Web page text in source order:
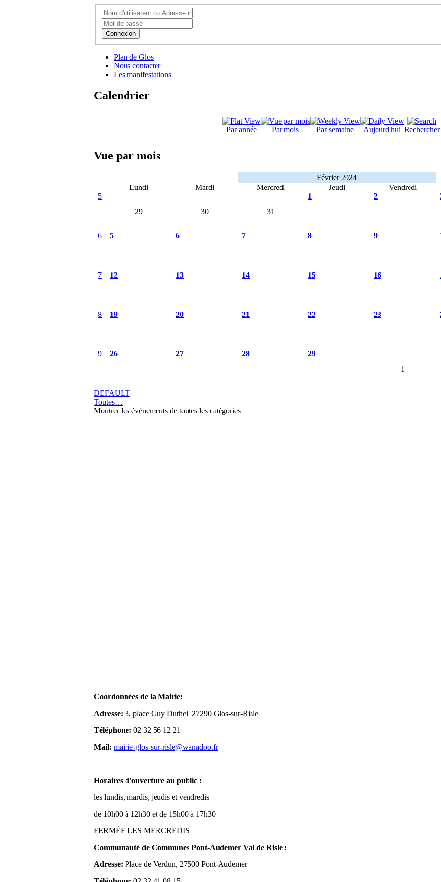
Connexion
Plan de Glos
Nous contacter
Les manifestations
Calendrier
Par année Par mois Par semaine Aujourd'hui Rechercher
Vue par mois
Février 2024
Lundi
Mardi Mercredi Jeudi Vendredi
5
29
30 31
1 2
6 5 6 7 8 9
7 12 13 14 15 16
8 19 20 21 22 23
9 26 27 28
29
1
DEFAULT
Toutes…
Montrer les événements de toutes les catégories
Coordonnées de la Mairie:
Adresse: 3, place Guy Dutheil 27290 Glos-sur-Risle
Téléphone: 02 32 56 12 21
Mail: mairie-glos-sur-risle@wanadoo.fr
Horaires d'ouverture au public :
les lundis, mardis, jeudis et vendredis
de 10h00 à 12h30 et de 15h00 à 17h30
FERMÉE LES MERCREDIS
Communauté de Communes Pont-Audemer Val de Risle :
Adresse: Place de Verdun, 27500 Pont-Audemer